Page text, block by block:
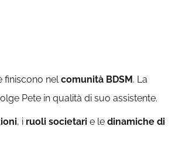
finiscono nelcomunità BDSM. La
Pete in qualità di suo assistente.
, i ruoli societari e le dinamiche di